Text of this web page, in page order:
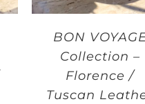
BON
Collection –
Florence /
Tuscan